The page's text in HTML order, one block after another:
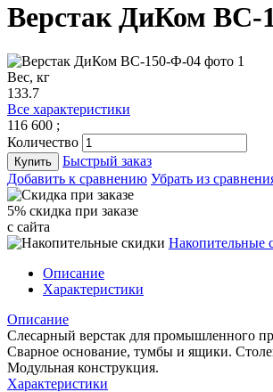
Верстак ДиКом ВС-
Вес, кг
133.7
Все характеристики
116 600 ;
Количество
Купить
Быстрый заказ
Добавить к сравнению Убрать из
5% cкидка при заказе
с сайта
Накопительные
Описание
Характеристики
Описание
Слесарный верстак для промышленного
Сварное основание, тумбы и ящики.
Модульная конструкция.
Характеристики